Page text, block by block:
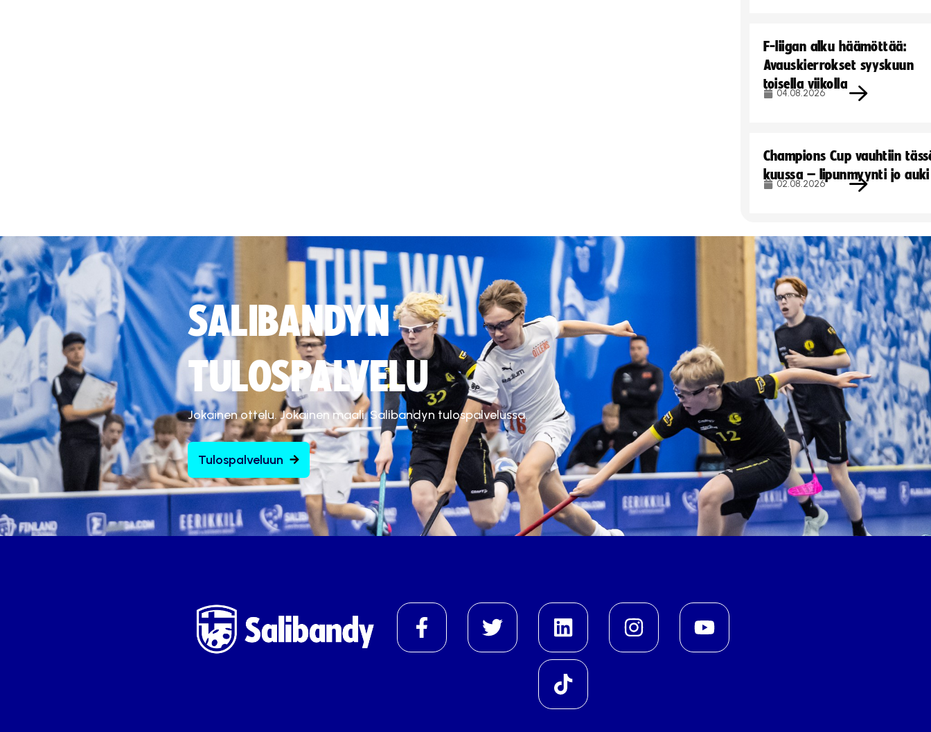
F-liigan alku häämöttää:
Avauskierrokset syyskuun
toisella viikolla
04.08.2026
Champions Cup vauhtiin
kuussa – lipunmyynti jo auki
02.08.2026
SALIBANDYN
TULOSPALVELU
Jokainen ottelu. Jokainen maali. Salibandyn tulospalvelussa.
Tulospalveluun